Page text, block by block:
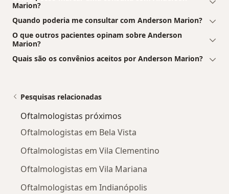
Marion?
Quando poderia me consultar com Anderson Marion?
O que outros pacientes opinam sobre Anderson
Marion?
Quais são os convênios aceitos por Anderson Marion?
Pesquisas relacionadas
Oftalmologistas próximos
Oftalmologistas em Bela Vista
Oftalmologistas em Vila Clementino
Oftalmologistas em Vila Mariana
Oftalmologistas em Indianópolis